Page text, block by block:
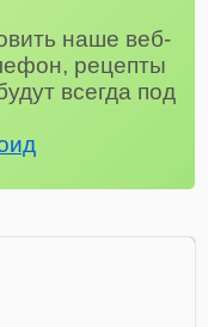
наше веб-
рецепты
всегда под